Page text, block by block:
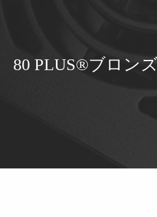
80 PLUS®ブロン